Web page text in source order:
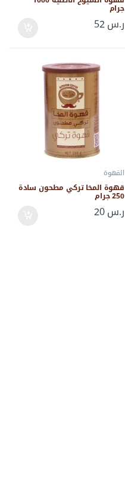
جرام
ر.س52
القهوة
قهوة المخا تركي مطحون سادة
250 جرام
ر.س20